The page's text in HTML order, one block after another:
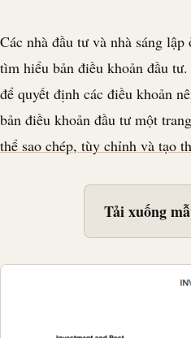
Các nhà đầu tư và nhà sáng
tìm hiểu bản điều khoản đầu
để quyết định các điều khoản
bản điều khoản đầu tư một
thể sao chép, tùy chỉnh và tạo
Tải xuống